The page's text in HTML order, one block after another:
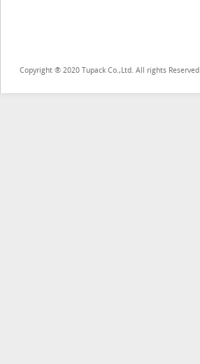
Copyright ® 2020 Tupack Co.,Ltd. All rights Reserved